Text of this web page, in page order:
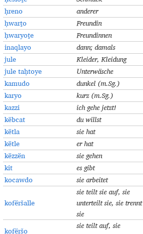
ḥreno anderer
ḥwarṯo Freundin
ḥwaryoṯe Freundinnen
inaqlayo dann; damals
jule Kleider, Kleidung
jule taḥtoye Unterwäsche
kamudo dunkel (m.Sg.)
karyo kurz (m.Sg.)
kazzi ich gehe jetzt!
këbcat du willst
këtla sie hat
këtle er hat
këzzën sie gehen
kit es gibt
kocawdo sie arbeitet
kofëršalle
sie teilt sie auf, sie
unterteilt sie, sie trennt
sie
kofëršo
sie teilt auf, sie